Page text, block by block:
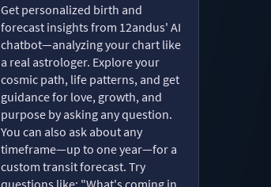
Get personalized birth and
forecast insights from 12andus' AI
chatbot—analyzing your chart like
a real astrologer. Explore your
cosmic path, life patterns, and get
guidance for love, growth, and
purpose by asking any question.
You can also ask about any
timeframe—up to one year—for a
custom transit forecast. Try
questions like: "What's coming in